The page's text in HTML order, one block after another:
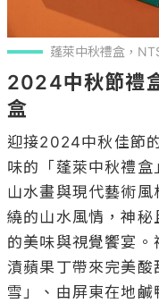
蓬萊中秋禮盒，
2024中秋節禮
盒
迎接2024中秋佳節
味的「蓬萊中秋禮
山水畫與現代藝術
繞的山水風情，神
的美味與視覺饗宴
漬蘋果丁帶來完美酸
雪」、由屏東在地